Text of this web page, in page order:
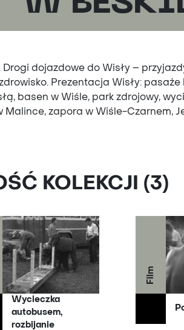
dojazdowe do Wisły –
Prezentacja Wisły:
basen w Wiśle, park zdrojowy,
Malince, zapora w Wiśle-Czarnem,
KOLEKCJI (3)
Wycieczka
autobusem,
rozbijanie
Film